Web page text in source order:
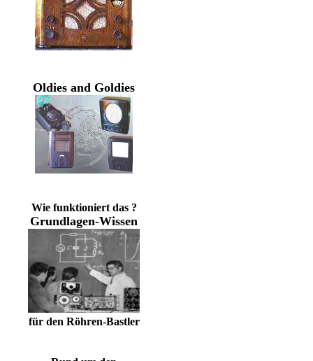
Oldies and Goldies
Wie funktioniert das ?
Grundlagen-Wissen
für den Röhren-Bastler